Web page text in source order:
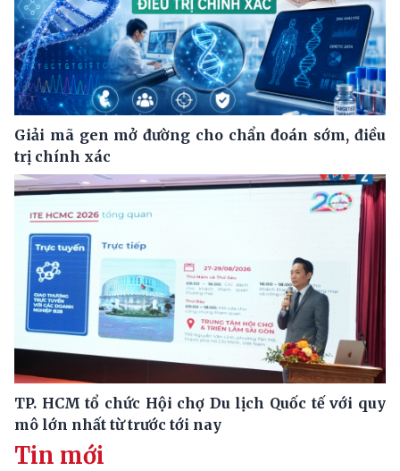
Giải mã gen mở đường cho chẩn đoán sớm, điều
trị chính xác
TP. HCM tổ chức Hội chợ Du lịch Quốc tế với quy
mô lớn nhất từ trước tới nay
Tin mới